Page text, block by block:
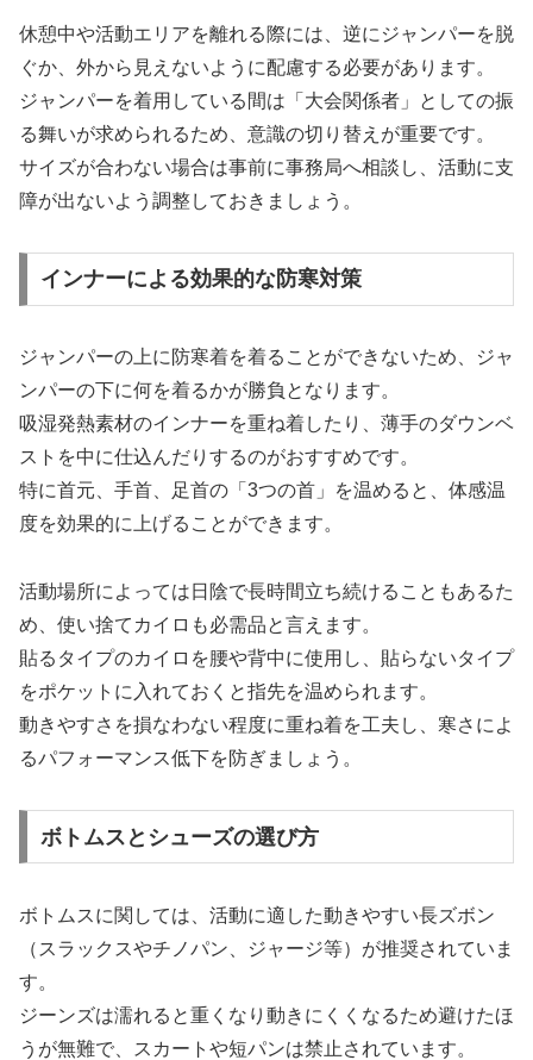
休憩中や活動エリアを離れる際には、逆にジャンパーを脱
ぐか、外から見えないように配慮する必要があります。
ジャンパーを着用している間は「大会関係者」としての振
る舞いが求められるため、意識の切り替えが重要です。
サイズが合わない場合は事前に事務局へ相談し、活動に支
障が出ないよう調整しておきましょう。
インナーによる効果的な防寒対策
ジャンパーの上に防寒着を着ることができないため、ジャ
ンパーの下に何を着るかが勝負となります。
吸湿発熱素材のインナーを重ね着したり、薄手のダウンベ
ストを中に仕込んだりするのがおすすめです。
特に首元、手首、足首の「3つの首」を温めると、体感温
度を効果的に上げることができます。
活動場所によっては日陰で長時間立ち続けることもあるた
め、使い捨てカイロも必需品と言えます。
貼るタイプのカイロを腰や背中に使用し、貼らないタイプ
をポケットに入れておくと指先を温められます。
動きやすさを損なわない程度に重ね着を工夫し、寒さによ
るパフォーマンス低下を防ぎましょう。
ボトムスとシューズの選び方
ボトムスに関しては、活動に適した動きやすい長ズボン
（スラックスやチノパン、ジャージ等）が推奨されていま
す。
ジーンズは濡れると重くなり動きにくくなるため避けたほ
うが無難で、スカートや短パンは禁止されています。